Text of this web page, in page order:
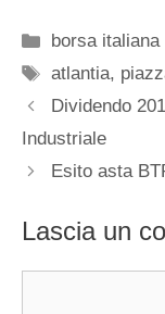
Categorie
borsa italiana
Tag
atlantia,
Dividendo
Industriale
Esito asta
Lascia un